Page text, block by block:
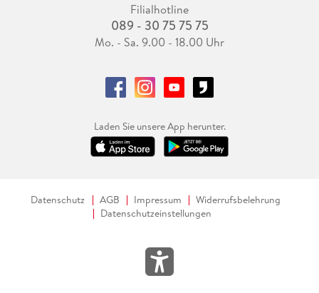
Filialhotline
089 - 30 75 75 75
Mo. - Sa. 9.00 - 18.00 Uhr
Laden Sie unsere App herunter.
Datenschutz AGB Impressum
Widerrufsbelehrung
Datenschutzeinstellungen